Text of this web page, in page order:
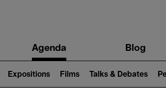
navigationAgenda Blog
Expositions Films Talks & Debates